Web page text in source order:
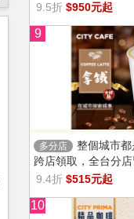
9.5折 $950元起
9
多分店
整個城市都
跨店領取，全台分
一杯濃郁香醇，奶
9.4折 $515元起
10